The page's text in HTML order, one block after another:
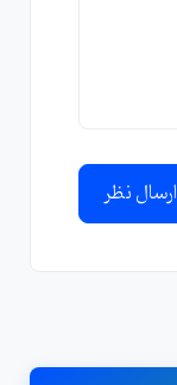
ارسال نظر